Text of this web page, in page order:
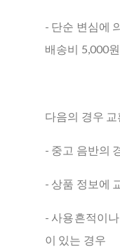
- 단순 변심에
배송비 5,000
다음의 경우
- 중고 음반의
- 상품 정보에
- 사용흔적이
이 있는 경우